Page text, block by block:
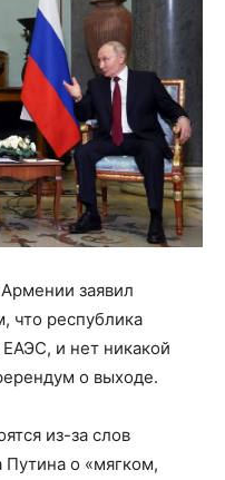
заявил
что республика
и нет никакой
о выходе.
из-за слов
о «мягком,